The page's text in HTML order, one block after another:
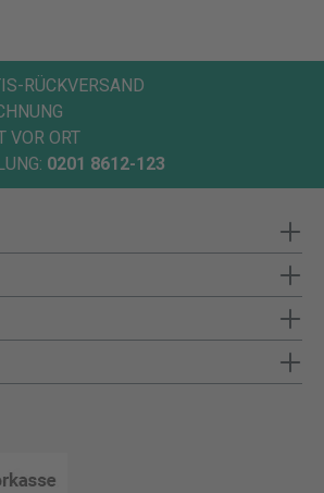
RÜCKVERSAND
VOR ORT
0201 8612-123